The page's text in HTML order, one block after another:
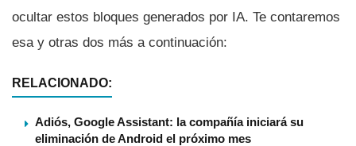
ocultar estos bloques generados por IA. Te contaremos
esa y otras dos más a continuación:
RELACIONADO:
Adiós, Google Assistant: la compañía iniciará su
eliminación de Android el próximo mes